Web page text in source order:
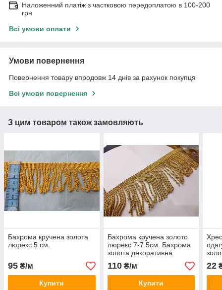
Наложенний платіж з частковою передоплатою в 100-200
грн
Всі умови оплати
Умови повернення
Повернення товару впродовж 14 днів за рахунок покупця
Всі умови повернення
З цим товаром також замовляють
Бахрома кручена золота
люрекс 5 см.
95 ₴/м
Купити
Бахрома кручена золото
люрекс 7-7.5см. Бахрома
золота декоративна
110₴/м
Купити
22